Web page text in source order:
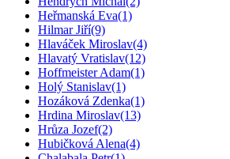
Heřmanská Eva(1)
Hilmar Jiří(9)
Hlaváček Miroslav(4)
Hlavatý Vratislav(12)
Hoffmeister Adam(1)
Holý Stanislav(1)
Hozáková Zdenka(1)
Hrdina Miroslav(13)
Hrůza Jozef(2)
Hubičková Alena(4)